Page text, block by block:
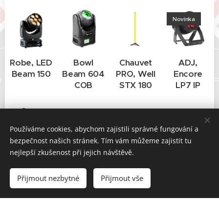
Robe, LED
Beam 150
Bowl
Beam 604
COB
Chauvet
PRO, Well
STX 180
ADJ,
Encore
LP7 IP
Novinka
PRO,
COLORdash
PAR H12X
Shocker
Panel FX
Fect 100
SW
plus
Používáme cookies, abychom zajistili správné fungování a
bezpečnost našich stránek. Tím vám můžeme zajistit tu
nejlepší zkušenost při jejich návštěvě.
Přijmout nezbytné Přijmout vše